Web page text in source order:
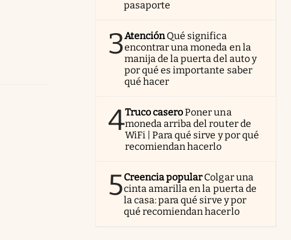
pasaporte
3AtenciónQué significa
encontrar una moneda en la
manija de la puerta del auto y
por qué es importante saber
qué hacer
4Truco caseroPoner una
moneda arriba del router de
WiFi | Para qué sirve y por qué
recomiendan hacerlo
5Creencia popularColgar una
cinta amarilla en la puerta de
la casa: para qué sirve y por
qué recomiendan hacerlo